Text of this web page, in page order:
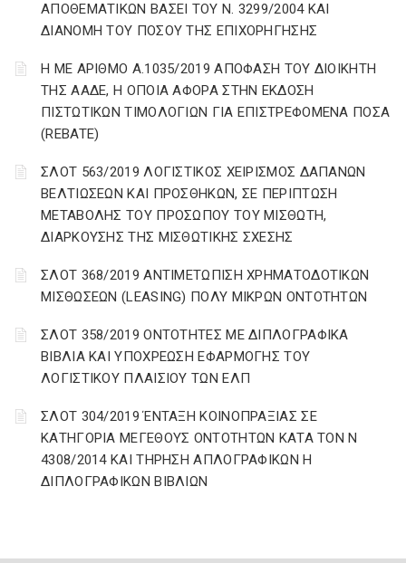
ΑΠΟΘΕΜΑΤΙΚΩΝ ΒΑΣΕΙ ΤΟΥ N. 3299/2004 ΚΑΙ
ΔΙΑΝΟΜΗ ΤΟΥ ΠΟΣΟΥ ΤΗΣ ΕΠΙΧΟΡΗΓΗΣΗΣ
Η ΜΕ ΑΡΙΘΜΟ Α.1035/2019 ΑΠΟΦΑΣΗ ΤΟΥ ΔΙΟΙΚΗΤΗ
ΤΗΣ ΑΑΔΕ, Η ΟΠΟΙΑ ΑΦΟΡΑ ΣΤΗΝ ΕΚΔΟΣΗ
ΠΙΣΤΩΤΙΚΩΝ ΤΙΜΟΛΟΓΙΩΝ ΓΙΑ ΕΠΙΣΤΡΕΦΟΜΕΝΑ ΠΟΣΑ
(REBATE)
ΣΛΟΤ 563/2019 ΛΟΓΙΣΤΙΚΟΣ ΧΕΙΡΙΣΜΟΣ ΔΑΠΑΝΩΝ
ΒΕΛΤΙΩΣΕΩΝ ΚΑΙ ΠΡΟΣΘΗΚΩΝ, ΣΕ ΠΕΡΙΠΤΩΣΗ
ΜΕΤΑΒΟΛΗΣ ΤΟΥ ΠΡΟΣΩΠΟΥ ΤΟΥ ΜΙΣΘΩΤΗ,
ΔΙΑΡΚΟΥΣΗΣ ΤΗΣ ΜΙΣΘΩΤΙΚΗΣ ΣΧΕΣΗΣ
ΣΛΟΤ 368/2019 ΑΝΤΙΜΕΤΩΠΙΣΗ ΧΡΗΜΑΤΟΔΟΤΙΚΩΝ
ΜΙΣΘΩΣΕΩΝ (LEASING) ΠΟΛΥ ΜΙΚΡΩΝ ΟΝΤΟΤΗΤΩΝ
ΣΛΟΤ 358/2019 ΟΝΤΟΤΗΤΕΣ ΜΕ ΔΙΠΛΟΓΡΑΦΙΚΑ
ΒΙΒΛΙΑ ΚΑΙ ΥΠΟΧΡΕΩΣΗ ΕΦΑΡΜΟΓΗΣ ΤΟΥ
ΛΟΓΙΣΤΙΚΟΥ ΠΛΑΙΣΙΟΥ ΤΩΝ ΕΛΠ
ΣΛΟΤ 304/2019 ΈΝΤΑΞΗ ΚΟΙΝΟΠΡΑΞΙΑΣ ΣΕ
ΚΑΤΗΓΟΡΙΑ ΜΕΓΕΘΟΥΣ ΟΝΤΟΤΗΤΩΝ ΚΑΤΑ ΤΟΝ Ν
4308/2014 ΚΑΙ ΤΗΡΗΣΗ ΑΠΛΟΓΡΑΦΙΚΩΝ Η
ΔΙΠΛΟΓΡΑΦΙΚΩΝ ΒΙΒΛΙΩΝ